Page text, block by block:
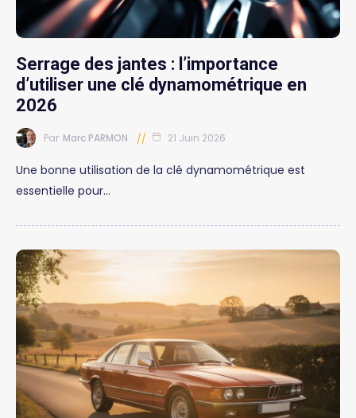
Serrage des jantes : l’importance
d’utiliser une clé dynamométrique en
2026
Par Marc PARMON 21 Juin 2026
Une bonne utilisation de la clé dynamométrique est
essentielle pour…